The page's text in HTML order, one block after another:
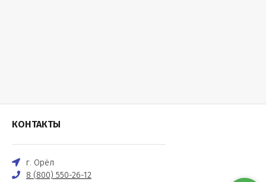
КОНТАКТЫ
г. Орёл
8 (800) 550-26-12